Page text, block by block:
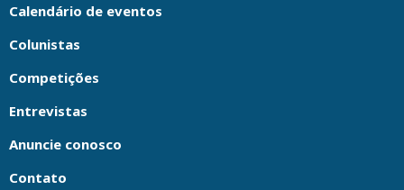
Calendário de eventos
Colunistas
Competições
Entrevistas
Anuncie conosco
Contato